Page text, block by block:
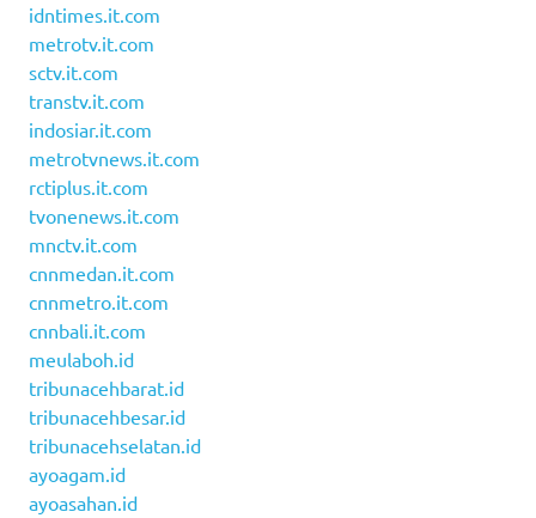
idntimes.it.com
metrotv.it.com
sctv.it.com
transtv.it.com
indosiar.it.com
metrotvnews.it.com
rctiplus.it.com
tvonenews.it.com
mnctv.it.com
cnnmedan.it.com
cnnmetro.it.com
cnnbali.it.com
meulaboh.id
tribunacehbarat.id
tribunacehbesar.id
tribunacehselatan.id
ayoagam.id
ayoasahan.id